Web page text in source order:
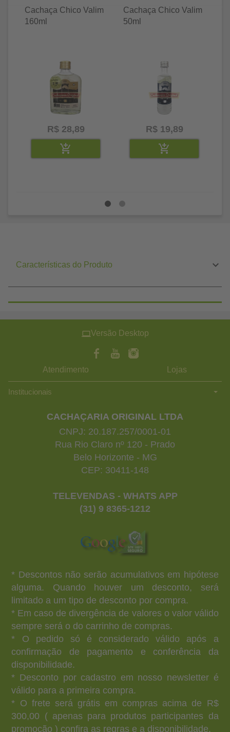
Cachaça Chico Valim
160ml
R$ 28,89
Cachaça Chico Valim
50ml
R$ 19,89
Características do Produto
Versão Desktop
Atendimento Lojas
Institucionais
CACHAÇARIA ORIGINAL LTDA
CNPJ: 20.187.257/0001-01
Rua Rio Claro nº 120 - Prado
Belo Horizonte - MG
CEP: 30411-148
TELEVENDAS - WHATS APP
(31) 9 8365-1212
* Descontos não serão acumulativos em hipótese
alguma. Quando houver um desconto, será
limitado a um tipo de desconto por compra.
* Em caso de divergência de valores o valor válido
sempre será o do carrinho de compras.
* O pedido só é considerado válido após a
confirmação de pagamento e conferência da
disponibilidade.
* Desconto por cadastro em nosso newsletter é
válido para a primeira compra.
* O frete será grátis em compras acima de R$
300,00 ( apenas para produtos participantes da
promoção ) confira as regras e a disponibilidade.